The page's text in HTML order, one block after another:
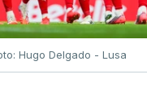
Hugo Delgado - Lusa